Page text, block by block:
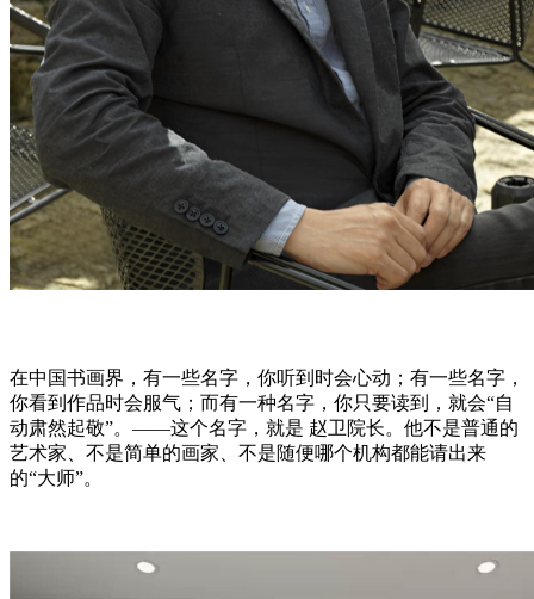
在中国书画界，有一些名字，你听到时会心动；有一些名字，
你看到作品时会服气；而有一种名字，你只要读到，就会“自
动肃然起敬”。——这个名字，就是 赵卫院长。他不是普通的
艺术家、不是简单的画家、不是随便哪个机构都能请出来
的“大师”。